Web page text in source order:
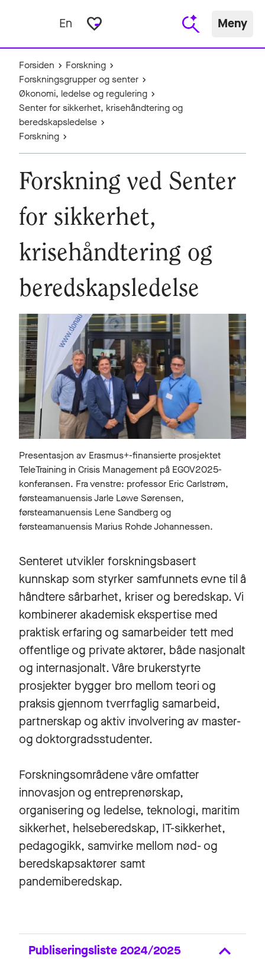
En favorite_border Meny
Forsiden
Forskning
Forskningsgrupper og senter
Økonomi, ledelse og regulering
Senter for sikkerhet, krisehåndtering og
beredskapsledelse
Forskning
Forskning ved Senter
for sikkerhet,
krisehåndtering og
beredskapsledelse
Presentasjon av Erasmus+-finansierte prosjektet
TeleTraining in Crisis Management på EGOV2025-
konferansen. Fra venstre: professor Eric Carlstrøm,
førsteamanuensis Jarle Løwe Sørensen,
førsteamanuensis Lene Sandberg og
førsteamanuensis Marius Rohde Johannessen.
Senteret utvikler forskningsbasert
kunnskap som styrker samfunnets evne til å
håndtere sårbarhet, kriser og beredskap. Vi
kombinerer akademisk ekspertise med
praktisk erfaring og samarbeider tett med
offentlige og private aktører, både nasjonalt
og internasjonalt. Våre brukerstyrte
prosjekter bygger bro mellom teori og
praksis gjennom tverrfaglig samarbeid,
partnerskap og aktiv involvering av master-
og doktorgradsstudenter.
Forskningsområdene våre omfatter
innovasjon og entreprenørskap,
organisering og ledelse, teknologi, maritim
sikkerhet, helseberedskap, IT-sikkerhet,
pedagogikk, samvirke mellom nød- og
beredskapsaktører samt
pandemiberedskap.
Publiseringsliste 2024/2025